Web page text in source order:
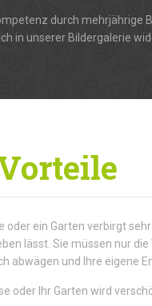
durch mehrjährige
in unserer Bildergalerie
oder ein Garten verbirgt
lässt. Sie müssen nur
abwägen und Ihre eigene
oder Ihr Garten wird